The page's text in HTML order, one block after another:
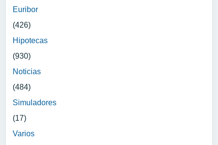
Euribor
(426)
Hipotecas
(930)
Noticias
(484)
Simuladores
(17)
Varios